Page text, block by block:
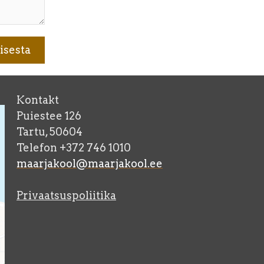
Kontakt
Puiestee 126
Tartu, 50604
Telefon +372 746 1010
maarjakool@maarjakool.ee
Privaatsuspoliitika